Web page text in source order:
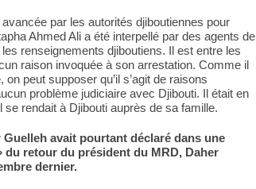
par les autorités djiboutiennes pour
Ahmed Ali a été interpellé par des agents de
renseignements djiboutiens. Il est entre les
raison invoquée à son arrestation. Comme il
peut supposer qu’il s’agit de raisons
problème judiciaire avec Djibouti. Il était en
rendait à Djibouti auprès de sa famille.
avait pourtant déclaré dans une
du retour du président du MRD, Daher
dernier.